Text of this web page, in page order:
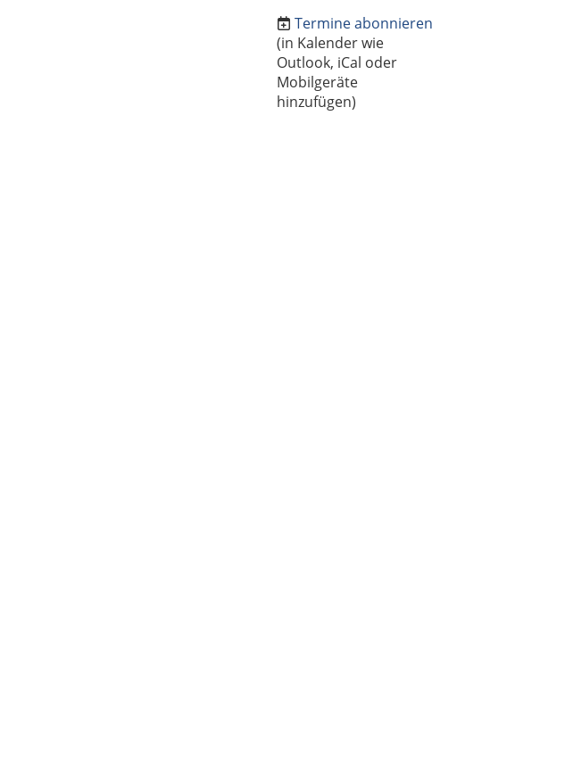
Termine abonnieren
(in Kalender wie
Outlook, iCal oder
Mobilgeräte
hinzufügen)